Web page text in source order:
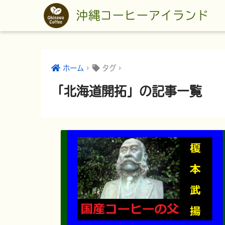
沖縄コーヒーアイランド
ホーム タグ
「北海道開拓」の記事一覧